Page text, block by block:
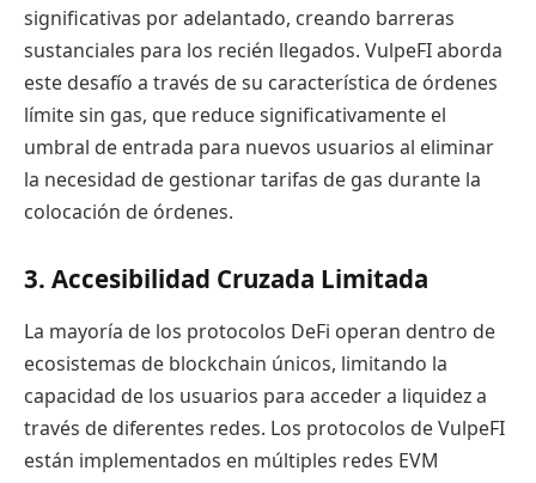
significativas por adelantado, creando barreras
sustanciales para los recién llegados. VulpeFI aborda
este desafío a través de su característica de órdenes
límite sin gas, que reduce significativamente el
umbral de entrada para nuevos usuarios al eliminar
la necesidad de gestionar tarifas de gas durante la
colocación de órdenes.
3. Accesibilidad Cruzada Limitada
La mayoría de los protocolos DeFi operan dentro de
ecosistemas de blockchain únicos, limitando la
capacidad de los usuarios para acceder a liquidez a
través de diferentes redes. Los protocolos de VulpeFI
están implementados en múltiples redes EVM